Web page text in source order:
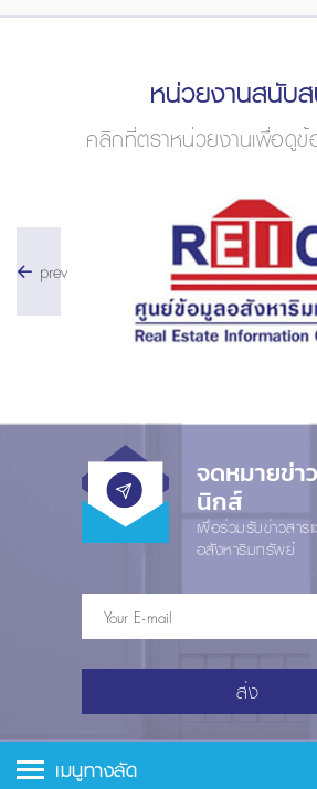
หน่วยงานสนับ
คลิกที่ตราหน่วยงานเพื่อดูข้
prev
จดหมายข่า
นิกส์
เพื่อร่วมรับข่าวสาร
อสังหาริมทรัพย์
ส่ง
เมนูทางลัด